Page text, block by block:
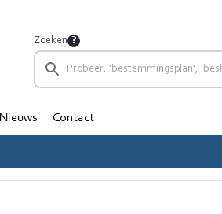
Zoeken
Nieuws Contact